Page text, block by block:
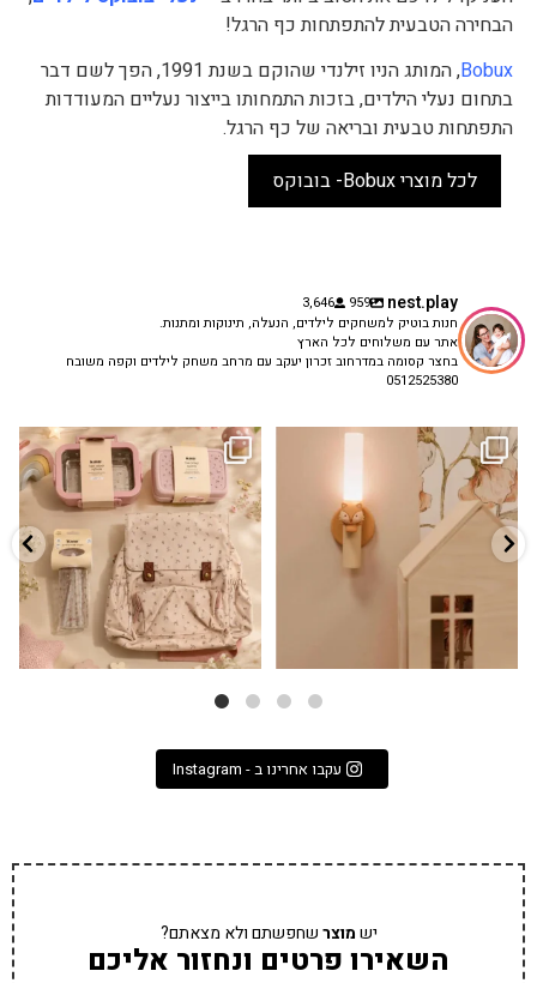
הבחירה הטבעית להתפתחות כף הרגל!
Bobux
, המותג הניו זילנדי שהוקם בשנת 1991, הפך לשם דבר
בתחום נעלי הילדים, בזכות התמחותו בייצור נעליים המעודדות
התפתחות טבעית ובריאה של כף הרגל.
לכל מוצרי Bobux- בובוקס
nest.play
959
3,646
חנות בוטיק למשחקים לילדים, הנעלה, תינוקות ומתנות.
אתר עם משלוחים לכל הארץ
בחצר קסומה במדרחוב זכרון יעקב עם מרחב משחק לילדים וקפה משובח
0512525380
✨ חוזרים למסגרת בסטייל! ✨
הקולקציה החדשה...
9 4
גם פריט עיצובי לחדר, גם מנורת לילה
...
3 0
עקבו אחרינו ב - Instagram
ישמוצרשחפשתם ולא מצאתם?
השאירו פרטים ונחזור אליכם